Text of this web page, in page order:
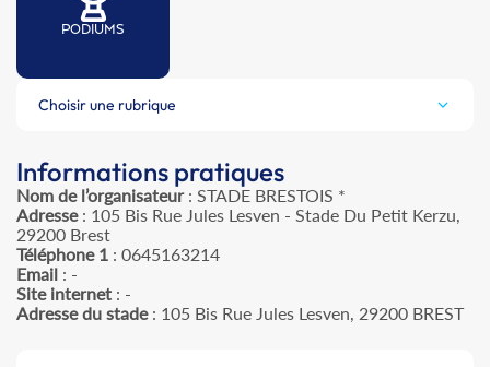
PODIUMS
Choisir une rubrique
Informations pratiques
Nom de l’organisateur: STADE BRESTOIS *
Adresse: 105 Bis Rue Jules Lesven - Stade Du Petit Kerzu,
29200 Brest
Téléphone 1 : 0645163214
Email : -
Site internet : -
Adresse du stade: 105 Bis Rue Jules Lesven, 29200 BREST